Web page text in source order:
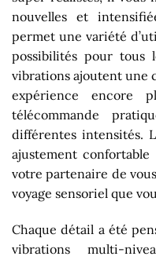
nouvelles et
permet une variété
possibilités pour tous
vibrations ajoutent une
expérience encore
télécommande
différentes intensités.
ajustement
votre partenaire de
voyage sensoriel que
Chaque détail a été
vibrations multi-